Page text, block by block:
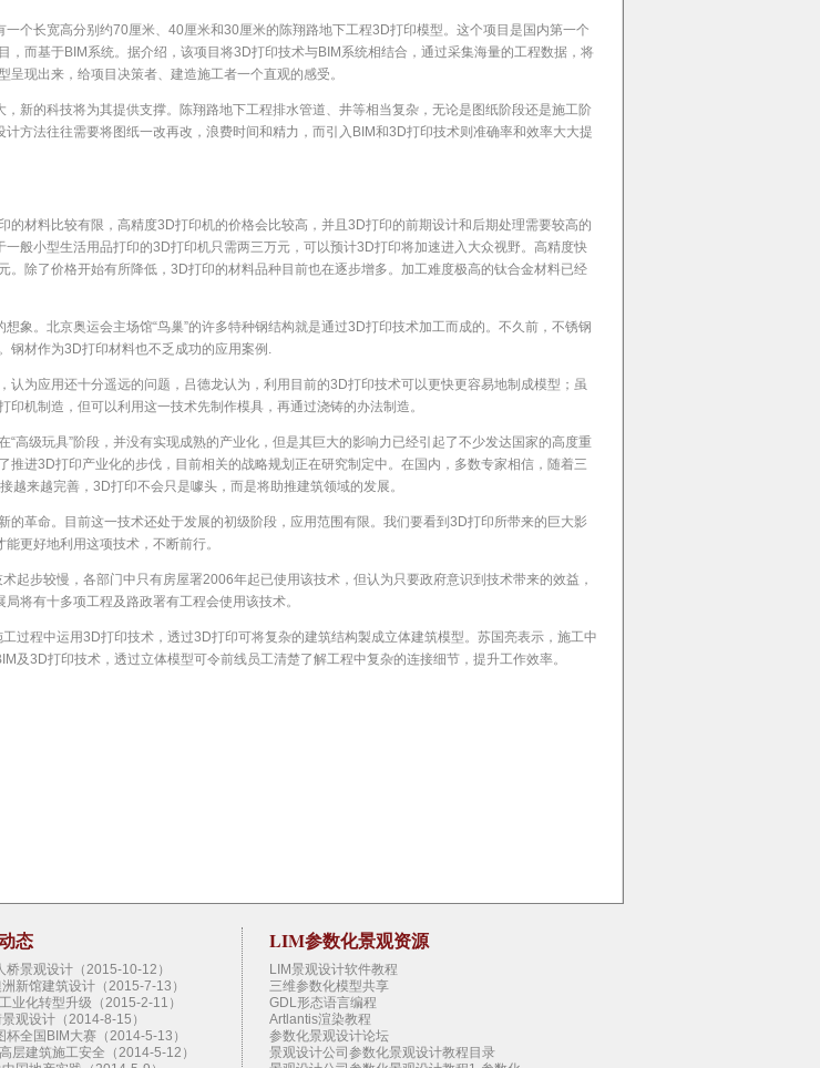
一个长宽高分别约70厘米、40厘米和30厘米的陈翔路地下工程3D打印模型。这个项目是国内第一个
，而基于BIM系统。据介绍，该项目将3D打印技术与BIM系统相结合，通过采集海量的工程数据，将
呈现出来，给项目决策者、建造施工者一个直观的感受。
，新的科技将为其提供支撑。陈翔路地下工程排水管道、井等相当复杂，无论是图纸阶段还是施工阶
方法往往需要将图纸一改再改，浪费时间和精力，而引入BIM和3D打印技术则准确率和效率大大提
的材料比较有限，高精度3D打印机的价格会比较高，并且3D打印的前期设计和后期处理需要较高的
一般小型生活用品打印的3D打印机只需两三万元，可以预计3D打印将加速进入大众视野。高精度快
。除了价格开始有所降低，3D打印的材料品种目前也在逐步增多。加工难度极高的钛合金材料已经
象。北京奥运会主场馆“鸟巢”的许多特种钢结构就是通过3D打印技术加工而成的。不久前，不锈钢
钢材作为3D打印材料也不乏成功的应用案例.
认为应用还十分遥远的问题，吕德龙认为，利用目前的3D打印技术可以更快更容易地制成模型；虽
印机制造，但可以利用这一技术先制作模具，再通过浇铸的办法制造。
“高级玩具”阶段，并没有实现成熟的产业化，但是其巨大的影响力已经引起了不少发达国家的高度重
推进3D打印产业化的步伐，目前相关的战略规划正在研究制定中。在国内，多数专家相信，随着三
越来越完善，3D打印不会只是噱头，而是将助推建筑领域的发展。
的革命。目前这一技术还处于发展的初级阶段，应用范围有限。我们要看到3D打印所带来的巨大影
更好地利用这项技术，不断前行。
起步较慢，各部门中只有房屋署2006年起已使用该技术，但认为只要政府意识到技术带来的效益，
将有十多项工程及路政署有工程会使用该技术。
过程中运用3D打印技术，透过3D打印可将复杂的建筑结构製成立体建筑模型。苏国亮表示，施工中
及3D打印技术，透过立体模型可令前线员工清楚了解工程中复杂的连接细节，提升工作效率。
态
景观设计（2015-10-12）
新馆建筑设计（2015-7-13）
业化转型升级（2015-2-11）
观设计（2014-8-15）
全国BIM大赛（2014-5-13）
层建筑施工安全（2014-5-12）
LIM参数化景观资源
LIM景观设计软件教程
三维参数化模型共享
GDL形态语言编程
Artlantis渲染教程
参数化景观设计论坛
景观设计公司参数化景观设计教程目录